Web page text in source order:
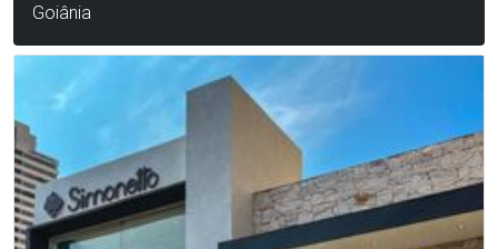
Goiânia